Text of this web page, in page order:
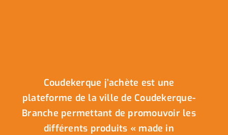
Coudekerque j’achète est une
plateforme de la ville de Coudekerque-
Branche permettant de promouvoir les
différents produits « made in